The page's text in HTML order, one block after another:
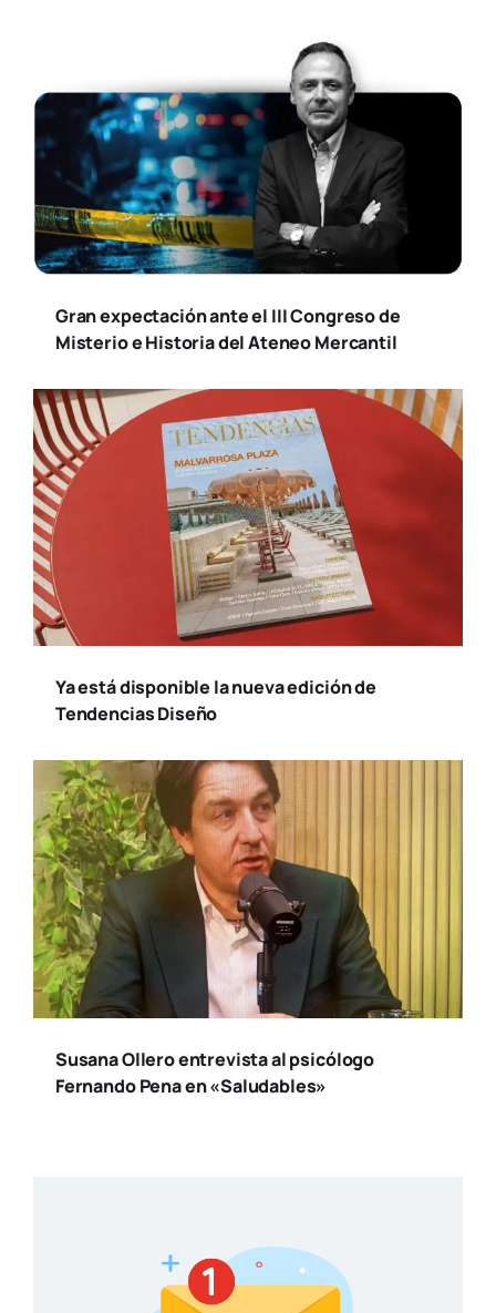
Gran expectación ante el III Congreso de
Misterio e Historia del Ateneo Mercantil
Ya está disponible la nueva edición de
Tendencias Diseño
Susana Ollero entrevista al psicólogo
Fernando Pena en «Saludables»